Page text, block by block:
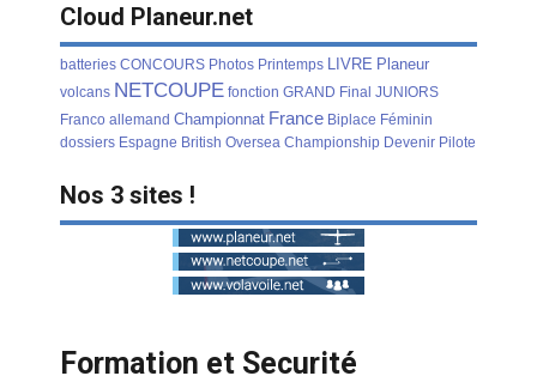
Cloud Planeur.net
batteries CONCOURS Photos Printemps LIVRE Planeur
volcans NETCOUPE fonction GRAND Final JUNIORS
Franco allemand Championnat France Biplace Féminin
dossiers Espagne British Oversea Championship Devenir Pilote
Nos 3 sites !
Formation et Securité